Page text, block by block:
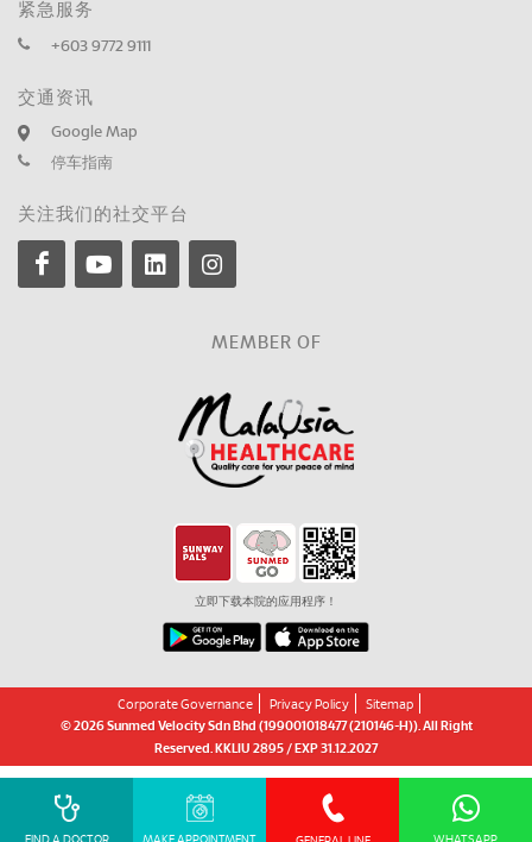
紧急服务
+603 9772 9111
交通资讯
Google Map
停车指南
关注我们的社交平台
MEMBER OF
立即下载本院的应用程序！
Corporate Governance Privacy Policy
Sitemap
© 2026 Sunmed Velocity Sdn Bhd (199001018477 (210146-H)). All Right
Reserved. KKLIU 2895 / EXP 31.12.2027
FIND A DOCTOR MAKE APPOINTMENT WHATSAPP